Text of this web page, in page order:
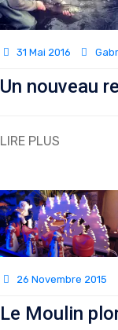
31 Mai 2016
Un nouveau
LIRE PLUS
26 Novembre 2015
Le Moulin